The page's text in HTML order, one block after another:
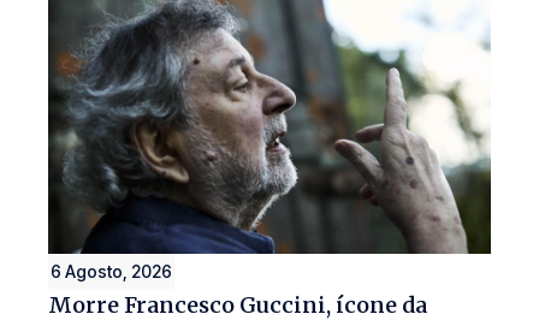
6 Agosto, 2026
Morre Francesco Guccini, ícone da